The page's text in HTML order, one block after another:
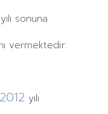
yılı sonuna
vermektedir.
2012 yılı